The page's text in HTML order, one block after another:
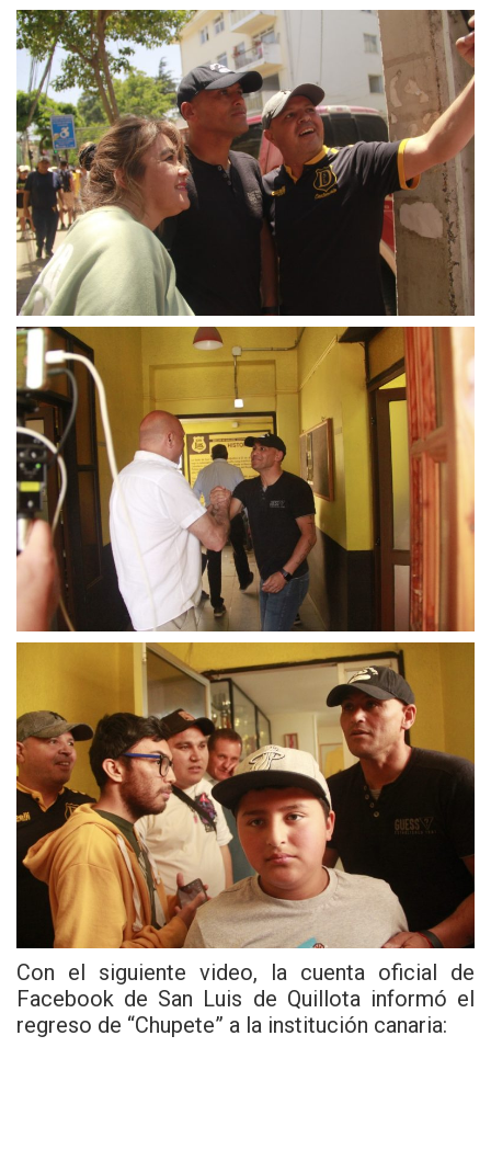
Con el siguiente video, la cuenta oficial de
Facebook de San Luis de Quillota informó el
regreso de “Chupete” a la institución canaria: